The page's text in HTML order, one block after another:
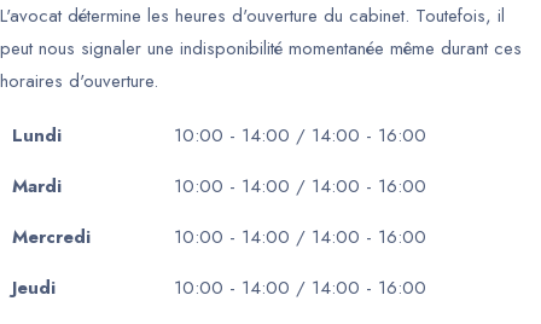
L'avocat détermine les heures d'ouverture du cabinet. Toutefois, il
peut nous signaler une indisponibilité momentanée même durant ces
horaires d'ouverture.
Lundi
10:00 - 14:00 / 14:00 - 16:00
Mardi
10:00 - 14:00 / 14:00 - 16:00
Mercredi
10:00 - 14:00 / 14:00 - 16:00
Jeudi
10:00 - 14:00 / 14:00 - 16:00